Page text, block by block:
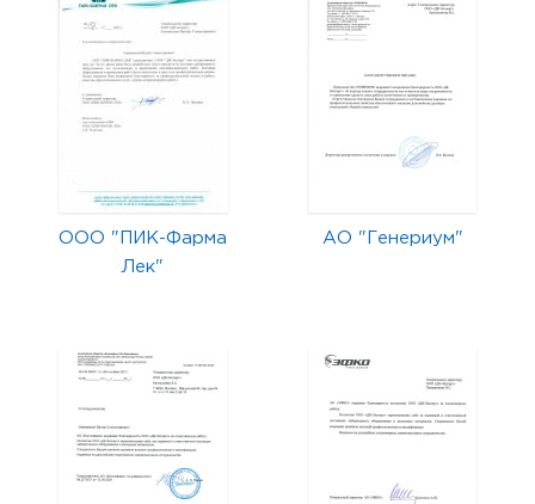
ООО "ПИК-Фарма
Лек"
АО "Генериум"